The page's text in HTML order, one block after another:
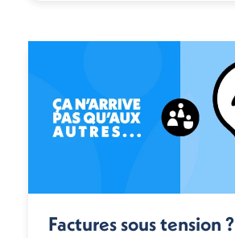
Factures sous tension ?